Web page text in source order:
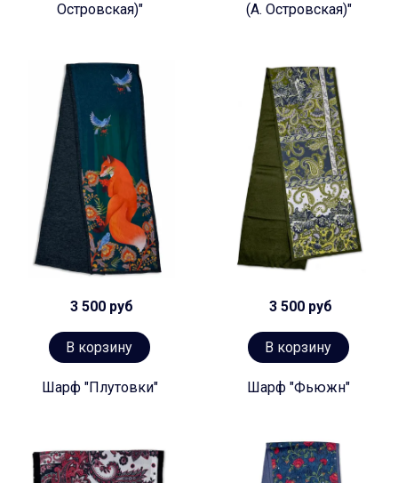
Островская)"
(А. Островская)"
3 500 руб
В корзину
Шарф "Плутовки"
3 500 руб
В корзину
Шарф "Фьюжн"